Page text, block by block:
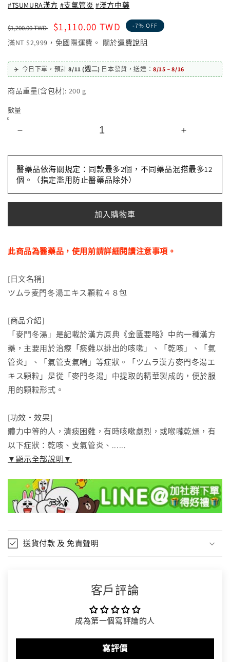
#TSUMURA漢方 #支氣管炎 #漢方中藥
定
價
$1,200.00 TWD
售
價
$1,110.00 TWD -7% OFF
滿NT $2,999，免國際運費。 關於運費說明
✈️ 今日下單， 預計8/11 (週二) 日本發貨 ，送達：8/15 ~ 8/16
商品重量(含包材): 200 g
數量
麦
冬
顆
４
包
[第
類
醫
藥
品]
支
氣
炎
乾
咳
數
量
減
少
Tsumura
麦
冬
顆
醫
藥
品]
支
乾
增
加
醫藥品依海關規定：同款最多2個，不同藥品混搭最多12
個。（指定濫用防止醫藥品除外）
加入購物車
此商品為醫藥品，使用前請詳細閱讀注意事項。
[日文名稱]
ツムラ麦門冬湯エキス顆粒４８包
[商品介紹]
「麥門冬湯」是記載於漢方原典《金匱要略》中的一種漢方
藥，主要用於治療「痰難以排出的咳嗽」、「乾咳」、「氣
管炎」、「氣管支氣喘」等症狀。「ツムラ漢方麥門冬湯エ
キス顆粒」是從「麥門冬湯」中提取的精華製成的，便於服
用的顆粒形式。
[功效・效果]
體力中等的人，清痰困難，有時咳嗽劇烈，或喉嚨乾燥，有
以下症狀：乾咳、支氣管炎、......
▼顯示全部說明▼
送貨付款 及 免責聲明
客戶評論
成為第一個寫評論的人
寫評價